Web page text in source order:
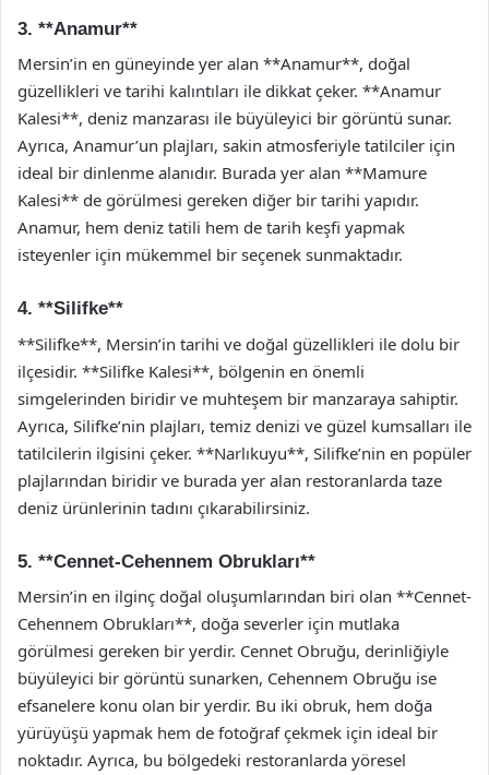
3. **Anamur**
Mersin’in en güneyinde yer alan **Anamur**, doğal
güzellikleri ve tarihi kalıntıları ile dikkat çeker. **Anamur
Kalesi**, deniz manzarası ile büyüleyici bir görüntü sunar.
Ayrıca, Anamur’un plajları, sakin atmosferiyle tatilciler için
ideal bir dinlenme alanıdır. Burada yer alan **Mamure
Kalesi** de görülmesi gereken diğer bir tarihi yapıdır.
Anamur, hem deniz tatili hem de tarih keşfi yapmak
isteyenler için mükemmel bir seçenek sunmaktadır.
4. **Silifke**
**Silifke**, Mersin’in tarihi ve doğal güzellikleri ile dolu bir
ilçesidir. **Silifke Kalesi**, bölgenin en önemli
simgelerinden biridir ve muhteşem bir manzaraya sahiptir.
Ayrıca, Silifke’nin plajları, temiz denizi ve güzel kumsalları ile
tatilcilerin ilgisini çeker. **Narlıkuyu**, Silifke’nin en popüler
plajlarından biridir ve burada yer alan restoranlarda taze
deniz ürünlerinin tadını çıkarabilirsiniz.
5. **Cennet-Cehennem Obrukları**
Mersin’in en ilginç doğal oluşumlarından biri olan **Cennet-
Cehennem Obrukları**, doğa severler için mutlaka
görülmesi gereken bir yerdir. Cennet Obruğu, derinliğiyle
büyüleyici bir görüntü sunarken, Cehennem Obruğu ise
efsanelere konu olan bir yerdir. Bu iki obruk, hem doğa
yürüyüşü yapmak hem de fotoğraf çekmek için ideal bir
noktadır. Ayrıca, bu bölgedeki restoranlarda yöresel